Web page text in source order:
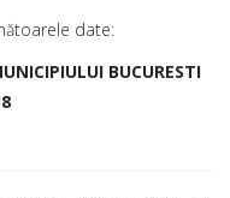
date:
BUCURESTI